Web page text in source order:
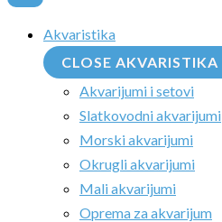
Akvaristika
CLOSE AKVARISTIKA
Akvarijumi i setovi
Slatkovodni akvarijumi
Morski akvarijumi
Okrugli akvarijumi
Mali akvarijumi
Oprema za akvarijum